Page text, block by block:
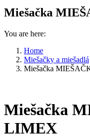
Miešačka
You are here:
Home
Miešačky a miešadlá
Miešačka
Miešačka
LIMEX